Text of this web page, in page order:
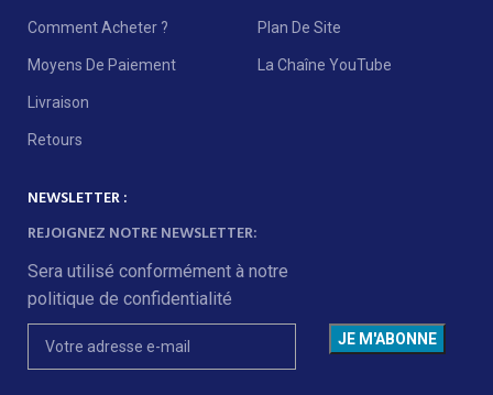
Comment Acheter ?
Moyens De Paiement
Livraison
Retours
Plan De Site
La Chaîne YouTube
NEWSLETTER :
REJOIGNEZ NOTRE NEWSLETTER:
Sera utilisé conformément à notre
politique de confidentialité